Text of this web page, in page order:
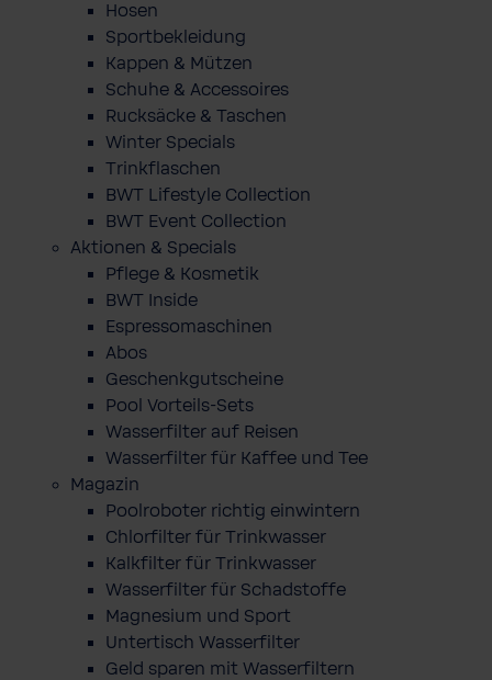
Hosen
Sportbekleidung
Kappen & Mützen
Schuhe & Accessoires
Rucksäcke & Taschen
Winter Specials
Trinkflaschen
BWT Lifestyle Collection
BWT Event Collection
Aktionen & Specials
Pflege & Kosmetik
BWT Inside
Espressomaschinen
Abos
Geschenkgutscheine
Pool Vorteils-Sets
Wasserfilter auf Reisen
Wasserfilter für Kaffee und Tee
Magazin
Poolroboter richtig einwintern
Chlorfilter für Trinkwasser
Kalkfilter für Trinkwasser
Wasserfilter für Schadstoffe
Magnesium und Sport
Untertisch Wasserfilter
Geld sparen mit Wasserfiltern